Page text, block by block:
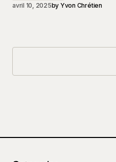
avril 10, 2025by Yvon Chrétien